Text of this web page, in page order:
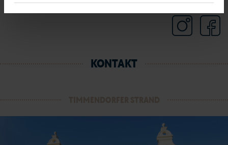
KONTAKT